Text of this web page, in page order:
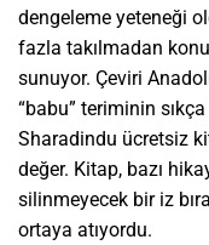
dengeleme yeteneği
fazla takılmadan
sunuyor. Çeviri
“babu” teriminin
Sharadindu ücretsiz
değer. Kitap, bazı
silinmeyecek bir iz
ortaya atıyordu.